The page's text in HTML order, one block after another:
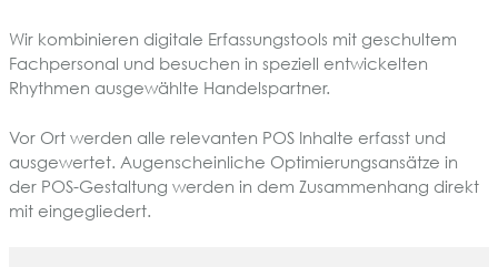
Wir kombinieren digitale Erfassungstools mit geschultem
Fachpersonal und besuchen in speziell entwickelten
Rhythmen ausgewählte Handelspartner.
Vor Ort werden alle relevanten POS Inhalte erfasst und
ausgewertet. Augenscheinliche Optimierungsansätze in
der POS-Gestaltung werden in dem Zusammenhang direkt
mit eingegliedert.